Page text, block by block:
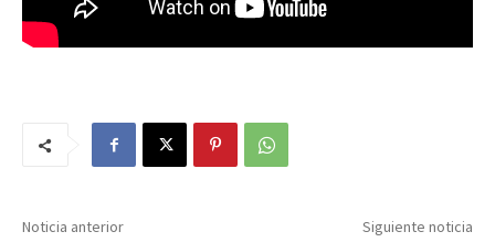
Noticia anterior Siguiente noticia